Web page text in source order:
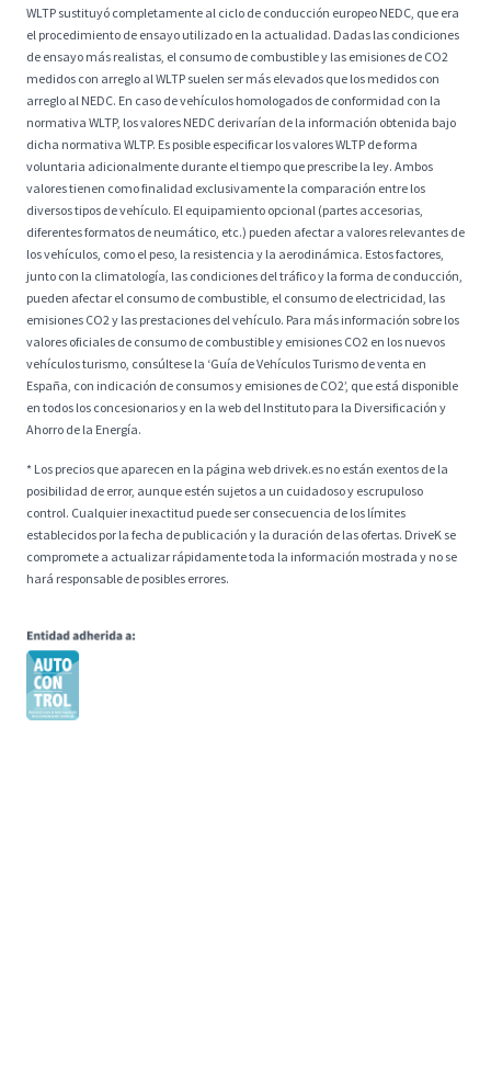
WLTP sustituyó completamente al ciclo de conducción europeo NEDC, que era
el procedimiento de ensayo utilizado en la actualidad. Dadas las condiciones
de ensayo más realistas, el consumo de combustible y las emisiones de CO2
medidos con arreglo al WLTP suelen ser más elevados que los medidos con
arreglo al NEDC. En caso de vehículos homologados de conformidad con la
normativa WLTP, los valores NEDC derivarían de la información obtenida bajo
dicha normativa WLTP. Es posible especificar los valores WLTP de forma
voluntaria adicionalmente durante el tiempo que prescribe la ley. Ambos
valores tienen como finalidad exclusivamente la comparación entre los
diversos tipos de vehículo. El equipamiento opcional (partes accesorias,
diferentes formatos de neumático, etc.) pueden afectar a valores relevantes de
los vehículos, como el peso, la resistencia y la aerodinámica. Estos factores,
junto con la climatología, las condiciones del tráfico y la forma de conducción,
pueden afectar el consumo de combustible, el consumo de electricidad, las
emisiones CO2 y las prestaciones del vehículo. Para más información sobre los
valores oficiales de consumo de combustible y emisiones CO2 en los nuevos
vehículos turismo, consúltese la ‘Guía de Vehículos Turismo de venta en
España, con indicación de consumos y emisiones de CO2’, que está disponible
en todos los concesionarios y en la web del Instituto para la Diversificación y
Ahorro de la Energía.
* Los precios que aparecen en la página web drivek.es no están exentos de la
posibilidad de error, aunque estén sujetos a un cuidadoso y escrupuloso
control. Cualquier inexactitud puede ser consecuencia de los límites
establecidos por la fecha de publicación y la duración de las ofertas. DriveK se
compromete a actualizar rápidamente toda la información mostrada y no se
hará responsable de posibles errores.